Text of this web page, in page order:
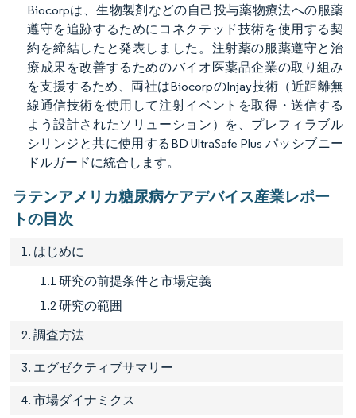
Biocorpは、生物製剤などの自己投与薬物療法への服薬
遵守を追跡するためにコネクテッド技術を使用する契
約を締結したと発表しました。注射薬の服薬遵守と治
療成果を改善するためのバイオ医薬品企業の取り組み
を支援するため、両社はBiocorpのInjay技術（近距離無
線通信技術を使用して注射イベントを取得・送信する
よう設計されたソリューション）を、プレフィラブル
シリンジと共に使用するBD UltraSafe Plus パッシブニー
ドルガードに統合します。
ラテンアメリカ糖尿病ケアデバイス産業レポー
トの目次
1. はじめに
1.1 研究の前提条件と市場定義
1.2 研究の範囲
2. 調査方法
3. エグゼクティブサマリー
4. 市場ダイナミクス